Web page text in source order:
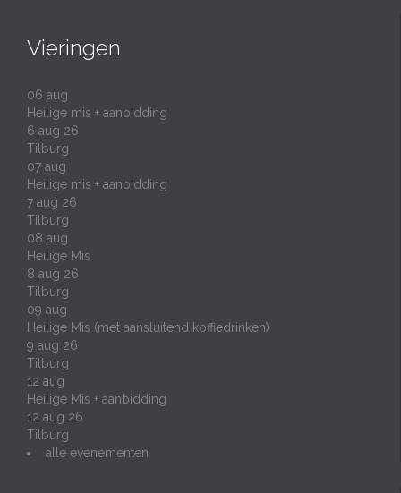
Vieringen
06 aug
Heilige mis + aanbidding
6 aug 26
Tilburg
07 aug
Heilige mis + aanbidding
7 aug 26
Tilburg
08 aug
Heilige Mis
8 aug 26
Tilburg
09 aug
Heilige Mis (met aansluitend koffiedrinken)
9 aug 26
Tilburg
12 aug
Heilige Mis + aanbidding
12 aug 26
Tilburg
alle evenementen